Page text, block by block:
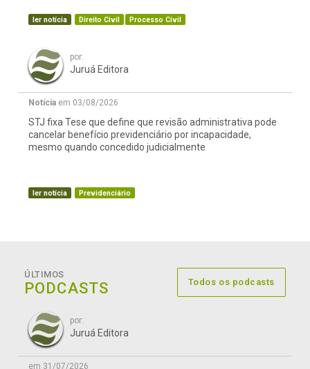
ler notícia Direito Civil Processo Civil
por:
Juruá Editora
Notícia em 03/08/2026
STJ fixa Tese que define que revisão administrativa pode
cancelar benefício previdenciário por incapacidade,
mesmo quando concedido judicialmente
ler notícia Previdenciário
ÚLTIMOS
PODCASTS Todos os podcasts
por:
Juruá Editora
em 31/07/2026